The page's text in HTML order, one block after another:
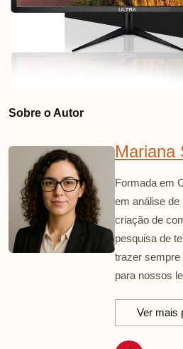
Sobre o Autor
Mariana
Formada em
em análise de
criação de
pesquisa de
trazer sempre
para nossos
Ver mais